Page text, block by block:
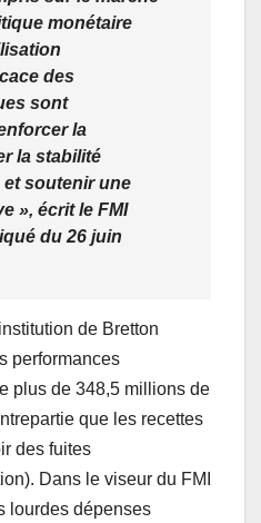
monétaire
des
sont
la
la stabilité
soutenir une
», écrit le FMI
du 26 juin
de Bretton
performances
plus de 348,5 millions de
que les recettes
des fuites
Dans le viseur du FMI
lourdes dépenses